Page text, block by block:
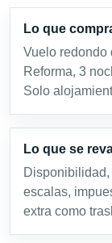
Lo que
Vuelo redondo
Reforma, 3
Solo
Lo que se
escalas,
extra como